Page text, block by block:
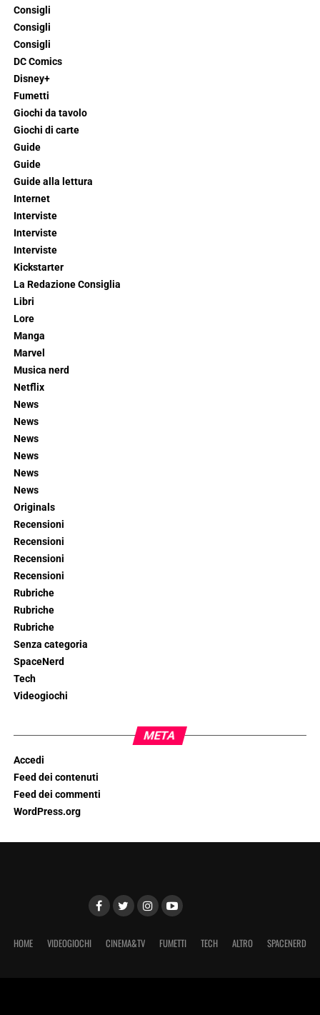
Consigli
Consigli
Consigli
DC Comics
Disney+
Fumetti
Giochi da tavolo
Giochi di carte
Guide
Guide
Guide alla lettura
Internet
Interviste
Interviste
Interviste
Kickstarter
La Redazione Consiglia
Libri
Lore
Manga
Marvel
Musica nerd
Netflix
News
News
News
News
News
News
Originals
Recensioni
Recensioni
Recensioni
Recensioni
Rubriche
Rubriche
Rubriche
Senza categoria
SpaceNerd
Tech
Videogiochi
META
Accedi
Feed dei contenuti
Feed dei commenti
WordPress.org
HOME VIDEOGIOCHI CINEMA&TV FUMETTI TECH ALTRO SPACENERD